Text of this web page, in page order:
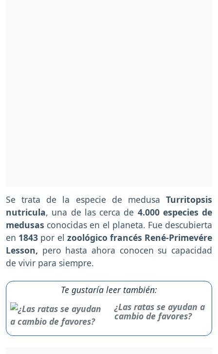
Se trata de la especie de medusa Turritopsis
nutricula, una de las cerca de 4.000 especies de
medusas conocidas en el planeta. Fue descubierta
en 1843 por el zoológico francés René-Primevére
Lesson, pero hasta ahora conocen su capacidad
de vivir para siempre.
Te gustaría leer también:
¿Las ratas se ayudan a
cambio de favores?